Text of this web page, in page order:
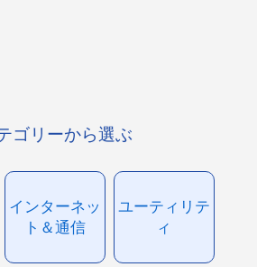
ゴリーから選ぶ
インターネッ
ト＆通信
ユーティリテ
ィ